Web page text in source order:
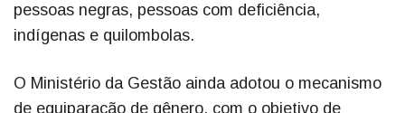
pessoas negras, pessoas com deficiência,
indígenas e quilombolas.
O Ministério da Gestão ainda adotou o mecanismo
de equiparação de gênero, com o objetivo de